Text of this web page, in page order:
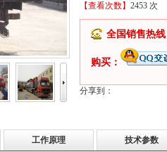
【查看次数】 2453 次
全国销售热线
购买：
分享到：
工作原理 技术参数